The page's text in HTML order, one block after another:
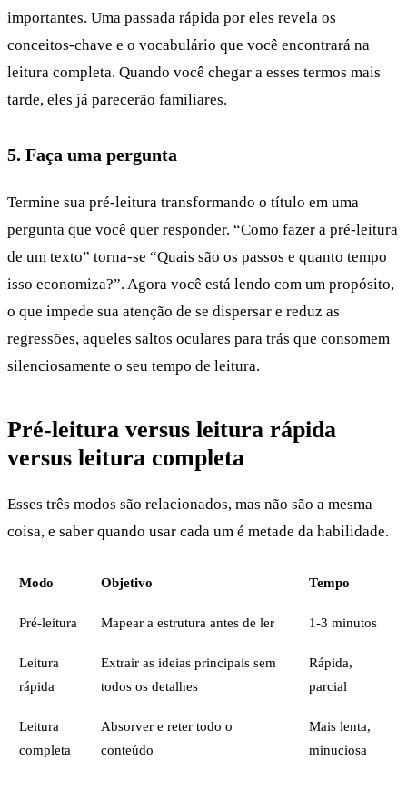
importantes. Uma passada rápida por eles revela os
conceitos-chave e o vocabulário que você encontrará na
leitura completa. Quando você chegar a esses termos mais
tarde, eles já parecerão familiares.
5. Faça uma pergunta
Termine sua pré-leitura transformando o título em uma
pergunta que você quer responder. “Como fazer a pré-leitura
de um texto” torna-se “Quais são os passos e quanto tempo
isso economiza?”. Agora você está lendo com um propósito,
o que impede sua atenção de se dispersar e reduz as
regressões, aqueles saltos oculares para trás que consomem
silenciosamente o seu tempo de leitura.
Pré-leitura versus leitura rápida
versus leitura completa
Esses três modos são relacionados, mas não são a mesma
coisa, e saber quando usar cada um é metade da habilidade.
Modo Objetivo Tempo
Pré-leitura Mapear a estrutura antes de ler 1-3 minutos
Leitura
rápida
Extrair as ideias principais sem
todos os detalhes
Rápida,
parcial
Leitura
completa
Absorver e reter todo o
conteúdo
Mais lenta,
minuciosa